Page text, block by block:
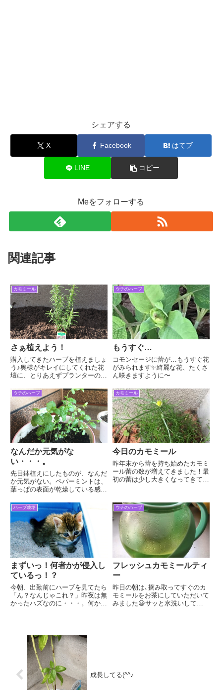
シェアする
X Facebook はてブ
LINE コピー
Meをフォローする
関連記事
カモミール
さぁ植えよう！
購入してきたハーブを植えましょ
う♪奥様がキレイにしてくれた花
壇に、とりあえずプランターの土
した！こんだけ植えました。ハー
ブの女王「ラベンダー」。5〜6
月が見ごろらしいので、まだまだ
先ですが、楽しみです。「コモ
ン...
ウチのハーブ
もうすぐ…
コモンセージに蕾が…もうすぐ花
がみられます✨綺麗な花、たくさ
ん咲きますように〜
ウチのハーブ
なんだか元気がな
い・・・。
先日鉢植えにしたものが、なんだ
か元気がない。ペパーミントは、
葉っぱの表面が乾燥している感
でるし・・・。黄色く変色した葉
っぱは、取り除いたんだけど。こ
れって何かの病気？栄養不足なの
かなぁ。rakuten_desi...
カモミール
今日のカモミール
昨年末から蕾を持ち始めたカモミ
ール蕾の数が増えてきました！最
初の蕾は少し大きくなってきてい
モミール(CHAMOMILE)は… キク
科 (一年草) カミツレとも呼ばれ
る 白い花びらに...
ハーブ栽培
まずいっ！何者かが侵入し
ているっ！？
今朝、出勤前にハーブを見てたら
「ん？なんじゃこれ？」昨夜は無
かったハズなのに・・・。何かの
ら「野良猫がトイレに来るよ。」
と言われていたのを思い出し
た。...
ウチのハーブ
フレッシュカモミールティ
ー
昨日の朝は､摘み取ってすぐのカ
モミールをお茶にしていただいて
みました😃サッと水洗いしてキ
成長してる(^^♪